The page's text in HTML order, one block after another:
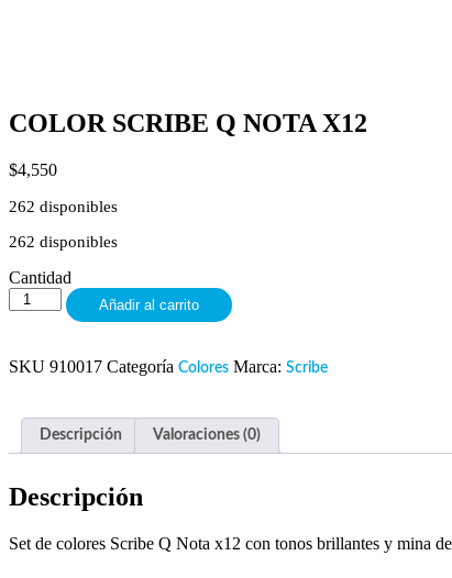
COLOR SCRIBE Q NOTA X12
$4,550
262 disponibles
262 disponibles
Cantidad
Añadir al carrito
SKU 910017 Categoría Colores Marca: Scribe
Descripción Valoraciones (0)
Descripción
Set de colores Scribe Q Nota x12 con tonos brillantes y mina